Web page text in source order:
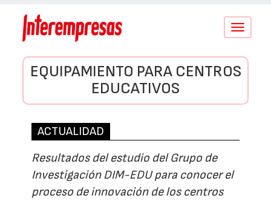
Conmutar
EQUIPAMIENTO PARA CENTROS
EDUCATIVOS
ACTUALIDAD
Resultados del estudio del Grupo de
Investigación DIM-EDU para conocer el
proceso de innovación de los centros